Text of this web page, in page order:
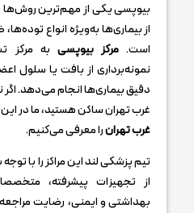
بیوپسی یکی از مهم‌ترین
از بیماری‌ها به‌ویژه انواع
است. مرکز بیوپسی به مرکز
نمونه‌برداری از بافت یا سلول
دقیق بیماری‌ها انجام می‌دهد. اگر
غرب تهران ساکن هستید، ما در
غرب تهرانرا معرفی می‌کنیم.
تیم پزشکی لند این مراکز را با
از تجهیزات پیشرفته،
بهداشتی و ایمنی، رضایت